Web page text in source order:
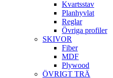
Kvartsstav
Planhyvlat
Reglar
Övriga profiler
SKIVOR
Fiber
MDF
Plywood
ÖVRIGT TRÄ